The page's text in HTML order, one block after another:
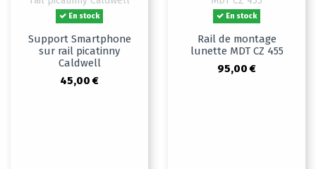
En stock
Support Smartphone
sur rail picatinny
Caldwell
45,00 €
En stock
Rail de montage
lunette MDT CZ 455
95,00 €